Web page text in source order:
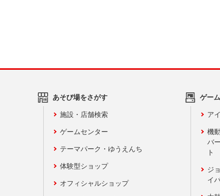
あそび場をさがす
施設・店舗検索
ゲームセンター
テーマパーク・ゆうえんち
体験型ショップ
オフィシャルショップ
ゲー
ア
機
バ
ト
ジ
イ